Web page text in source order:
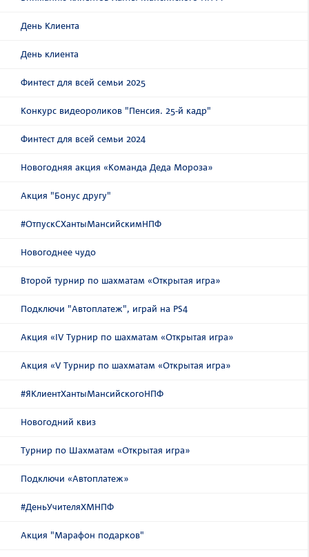
День Клиента
День клиента
Финтест для всей семьи 2025
Конкурс видеороликов "Пенсия. 25-й кадр"
Финтест для всей семьи 2024
Новогодняя акция «Команда Деда Мороза»
Акция "Бонус другу"
#ОтпускСХантыМансийскимНПФ
Новогоднее чудо
Второй турнир по шахматам «Открытая игра»
Подключи "Автоплатеж", играй на PS4
Акция «IV Турнир по шахматам «Открытая игра»
Акция «V Турнир по шахматам «Открытая игра»
#ЯКлиентХантыМансийскогоНПФ
Новогодний квиз
Турнир по Шахматам «Открытая игра»
Подключи «Автоплатеж»
#ДеньУчителяХМНПФ
Акция "Марафон подарков"